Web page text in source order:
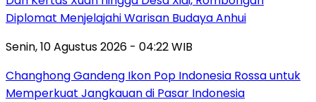
Diplomat Menjelajahi Warisan Budaya Anhui
Senin, 10 Agustus 2026 - 04:22 WIB
Changhong Gandeng Ikon Pop Indonesia Rossa untuk
Memperkuat Jangkauan di Pasar Indonesia